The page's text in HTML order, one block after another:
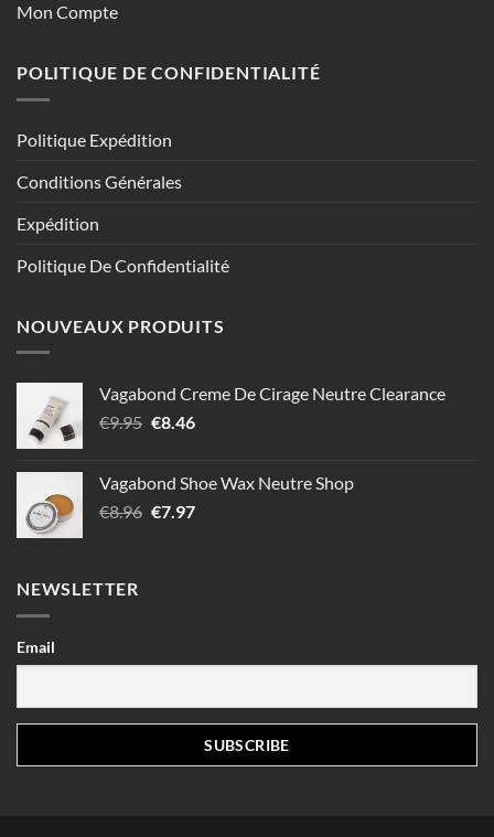
Mon Compte
POLITIQUE DE CONFIDENTIALITÉ
Politique Expédition
Conditions Générales
Expédition
Politique De Confidentialité
NOUVEAUX PRODUITS
Vagabond Creme De Cirage Neutre Clearance
€9.95 Le
était :
€9.95.
€8.46Le
est :
€8.46.
Vagabond Shoe Wax Neutre Shop
€8.96 Le
€7.97Le
NEWSLETTER
Email